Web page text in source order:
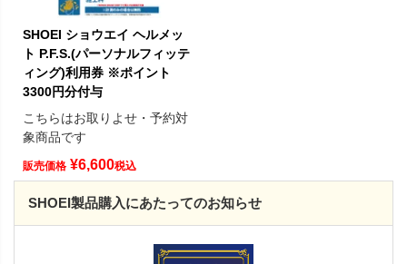
SHOEI ショウエイ ヘルメッ
ト P.F.S.(パーソナルフィッテ
ィング)利用券 ※ポイント
3300円分付与
こちらはお取りよせ・予約対
象商品です
販売価格 ¥6,600税込
SHOEI製品購入にあたってのお知らせ